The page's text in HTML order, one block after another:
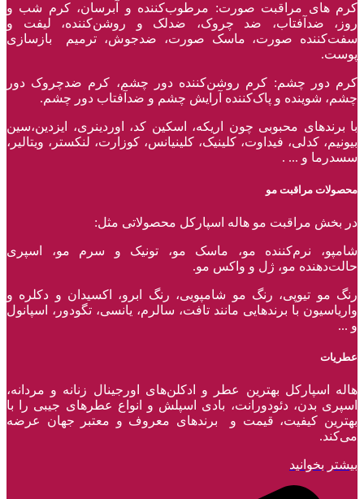
کرم های مراقبت صورت: مرطوب‌کننده و آبرسان، کرم شب و
روز، ضدآفتاب، ضد چروک، ضدلک و روشن‌کننده، لیفت و
سفت‌کننده صورت، ماسک صورت، ضدجوش، ترمیم بازسازی
پوست.
کرم دور چشم: کرم روشن‌کننده دور چشم، کرم ضدچروک دور
چشم، شوینده و پاک‌کننده آرایش چشم و ضدآفتاب دور چشم.
با برند‌های محبوبی چون اریکه، اسکین کد، اوردینری، ایزدین،سین
بیونیم، کدلی، فیداوت، کلینیک، کلینیانس، کوزارت، لنکستر، ویتالیر،
سسدرما و ... .
محصولات مراقبت مو
در بخش مراقبت مو هاله اسپارکل محصولاتی مثل:
شامپو، نرم‌کننده مو، ماسک مو، تونیک و سرم مو، اسپری
حالت‌دهنده مو، ژل و واکس مو.
رنگ مو تیوپی، رنگ مو شامپویی، رنگ ابرو، اکسیدان و دکلره و
واریاسیون با برند‌هایی مانند تافت، سالرم، یانسی، تگودور، اسپانول
و ...
عطریات
هاله اسپارکل بهترین عطر و ادکلن‌های اورجینال زنانه و مردانه،
اسپری بدن، دئودورانت، بادی اسپلش و انواع عطر‌های جیبی را با
بهترین کیفیت، قیمت و برندهای معروف و معتبر جهان عرضه
می‌کند.
بیشتر بخوانید